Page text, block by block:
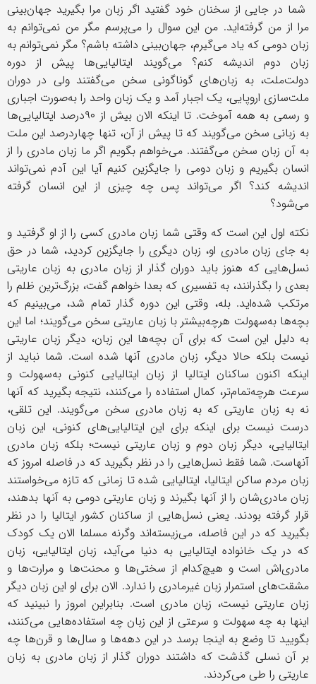
شما در جایی از سخنان خود گفتید اگر زبان مرا بگیرید جهان‌بینی
مرا از من گرفته‌اید. من این سوال را می‌پرسم مگر من نمی‌توانم به
زبان دومی که یاد می‌گیرم، جهان‌بینی داشته باشم؟ مگر نمی‌توانم به
زبان دوم اندیشه کنم؟ می‌گویند ایتالیایی‌ها پیش از دوره
دولت‌ملت، به زبان‌های گوناگونی سخن می‌گفتند ولی در دوران
ملت‌سازی اروپایی، یک اجبار آمد و یک زبان واحد را به‌صورت اجباری
و رسمی به همه آموخت. تا اینکه الان بیش از ٩٠درصد ایتالیایی‌ها
به زبانی سخن می‌گویند که تا پیش از آن، تنها چهاردرصد این ملت
به آن زبان سخن می‌گفتند. می‌خواهم بگویم اگر ما زبان مادری را از
انسان بگیریم و زبان دومی را جایگزین کنیم آیا این آدم نمی‌تواند
اندیشه کند؟ اگر می‌تواند پس چه چیزی از این انسان گرفته
می‌شود؟
نکته اول این است که وقتی شما زبان مادری کسی را از او گرفتید و
به جای زبان مادری او، زبان دیگری را جایگزین کردید، شما در حق
نسل‌هایی که هنوز باید دوران‌ گذار از زبان مادری به زبان عاریتی
بعدی را بگذرانند، به تفسیری که بعدا خواهم گفت، بزرگ‌ترین ظلم را
مرتکب شده‌اید. بله، وقتی این دوره ‌گذار تمام شد، می‌بینیم که
بچه‌ها به‌سهولت هرچه‌بیشتر با زبان عاریتی سخن می‌گویند؛ اما این
به دلیل این است که برای آن بچه‌ها این زبان، دیگر زبان عاریتی
نیست بلکه حالا دیگر، زبان مادری آنها شده است. شما نباید از
اینکه اکنون ساکنان ایتالیا از زبان ایتالیایی کنونی به‌سهولت و
سرعت هرچه‌تمام‌تر، کمال استفاده را می‌کنند، نتیجه بگیرید که آنها
نه به زبان عاریتی که به زبان مادری سخن می‌گویند. این تلقی،
درست نیست برای اینکه برای این ایتالیایی‌های کنونی، این زبان
ایتالیایی، دیگر زبان دوم و زبان عاریتی نیست؛ بلکه زبان مادری
آنهاست. شما فقط نسل‌هایی را در نظر بگیرید که در فاصله امروز که
زبان مردم ساکن ایتالیا، ایتالیایی شده تا زمانی که تازه می‌خواستند
زبان مادری‌شان را از آنها بگیرند و زبان عاریتی دومی به آنها بدهند،
قرار گرفته بودند. یعنی نسل‌هایی از ساکنان کشور ایتالیا را در نظر
بگیرید که در این فاصله، می‌زیسته‌اند وگرنه مسلما الان یک کودک
که در یک خانواده ایتالیایی به دنیا می‌آید، زبان ایتالیایی، زبان
مادری‌اش است و هیچ‌کدام از سختی‌ها و محنت‌ها و مرارت‌ها و
مشقت‌های استمرار زبان غیرمادری را ندارد. الان برای او این زبان دیگر
زبان عاریتی نیست، زبان مادری است. بنابراین امروز را نبینید که
اینها به چه سهولت و سرعتی از این زبان چه استفاده‌هایی می‌کنند،
بگویید تا وضع به اینجا برسد در این دهه‌ها و سال‌ها و قرن‌ها چه
بر آن نسلی گذشت که داشتند دوران‌ گذار از زبان مادری به زبان
عاریتی را طی می‌کردند.